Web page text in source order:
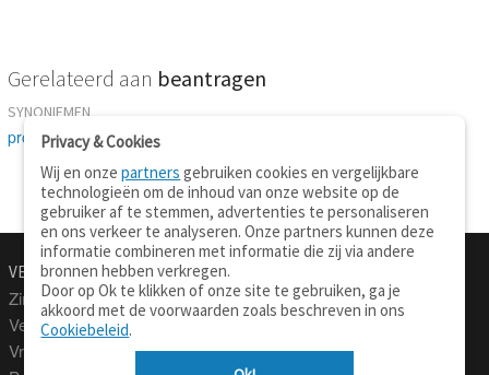
Gerelateerd aan beantragen
SYNONIEMEN
proponieren-vorschlagen
VERTALEN.NU
Zinnen vertalen
Verklarend woordenboek
Vraagbaak
Over deze site
Privacy
Privacy & Cookies
Wij en onzepartners gebruiken cookies en vergelijkbare
technologieën om de inhoud van onze website op de
gebruiker af te stemmen, advertenties te personaliseren
en ons verkeer te analyseren. Onze partners kunnen deze
informatie combineren met informatie die zij via andere
bronnen hebben verkregen.
Door op Ok te klikken of onze site te gebruiken, ga je
akkoord met de voorwaarden zoals beschreven in ons
Cookiebeleid.